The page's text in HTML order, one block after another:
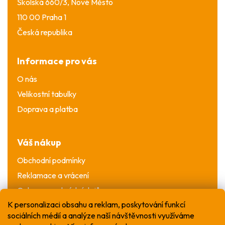
K personalizaci obsahu a reklam, poskytování funkcí
sociálních médií a analýze naší návštěvnosti využíváme
110 00 Praha 1
Česká republika
Informace pro vás
O nás
Velikostní tabulky
Doprava a platba
Váš nákup
Obchodní podmínky
Reklamace a vrácení
Ochrana osobních údajů